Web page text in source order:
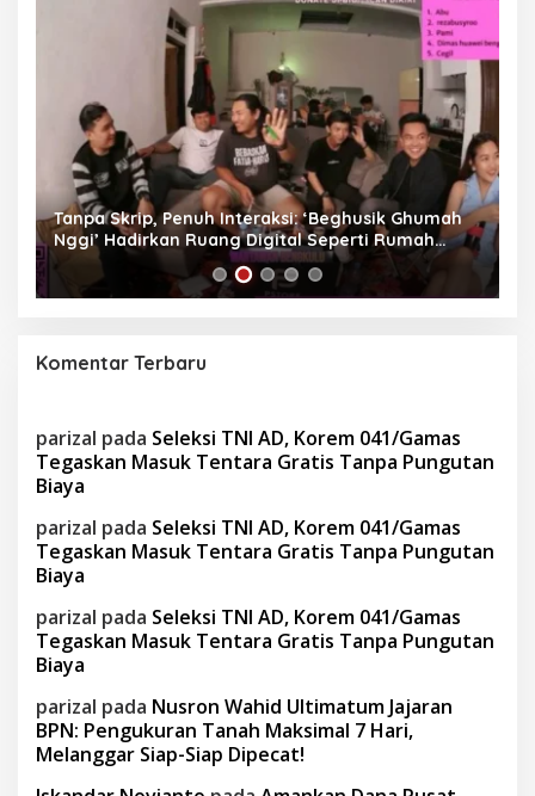
Tanpa Skrip, Penuh Interaksi: ‘Beghusik Ghumah
Nggi’ Hadirkan Ruang Digital Seperti Rumah
Sendiri
Komentar Terbaru
parizal pada Seleksi TNI AD, Korem 041/Gamas
Tegaskan Masuk Tentara Gratis Tanpa Pungutan
Biaya
parizal pada Seleksi TNI AD, Korem 041/Gamas
Tegaskan Masuk Tentara Gratis Tanpa Pungutan
Biaya
parizal pada Seleksi TNI AD, Korem 041/Gamas
Tegaskan Masuk Tentara Gratis Tanpa Pungutan
Biaya
parizal pada Nusron Wahid Ultimatum Jajaran
BPN: Pengukuran Tanah Maksimal 7 Hari,
Melanggar Siap-Siap Dipecat!